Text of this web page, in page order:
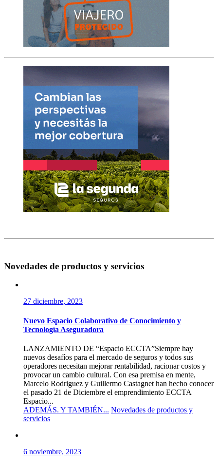
Novedades de productos y servicios
27 diciembre, 2023
Nuevo Espacio Colaborativo de Conocimiento y
Tecnología Aseguradora
LANZAMIENTO DE “Espacio ECCTA”Siempre hay
nuevos desafíos para el mercado de seguros y todos sus
operadores necesitan mejorar rentabilidad, racionar costos y
provocar un cambio cultural. Con esa premisa en mente,
Marcelo Rodriguez y Guillermo Castagnet han hecho conocer
el pasado 21 de Diciembre el emprendimiento ECCTA
Espacio...
ADEMÁS. Y TAMBIÉN... Novedades de productos y
servicios
6 noviembre, 2023